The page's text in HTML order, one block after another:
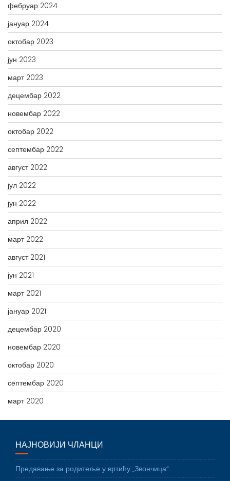
фебруар 2024
јануар 2024
октобар 2023
јун 2023
март 2023
децембар 2022
новембар 2022
октобар 2022
септембар 2022
август 2022
јул 2022
јун 2022
април 2022
март 2022
август 2021
јун 2021
март 2021
јануар 2021
децембар 2020
новембар 2020
октобар 2020
септембар 2020
март 2020
НАЈНОВИЈИ ЧЛАНЦИ
Предавање за родитеље у вртићу „Звончица“